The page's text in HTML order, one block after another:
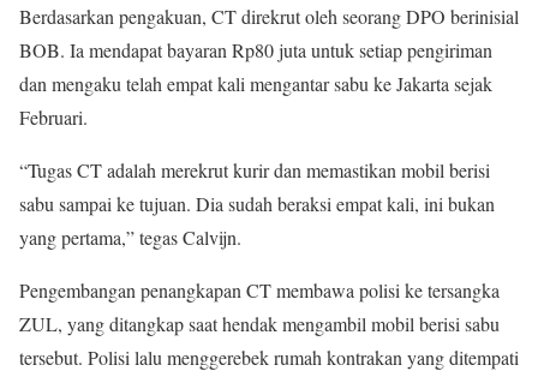
Berdasarkan pengakuan, CT direkrut oleh seorang DPO berinisial
BOB. Ia mendapat bayaran Rp80 juta untuk setiap pengiriman
dan mengaku telah empat kali mengantar sabu ke Jakarta sejak
Februari.
“Tugas CT adalah merekrut kurir dan memastikan mobil berisi
sabu sampai ke tujuan. Dia sudah beraksi empat kali, ini bukan
yang pertama,” tegas Calvijn.
Pengembangan penangkapan CT membawa polisi ke tersangka
ZUL, yang ditangkap saat hendak mengambil mobil berisi sabu
tersebut. Polisi lalu menggerebek rumah kontrakan yang ditempati